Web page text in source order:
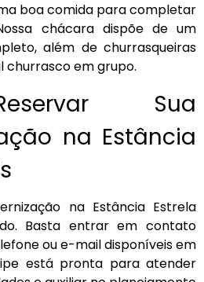
boa comida para completar
chácara dispõe de um
além de churrasqueiras
churrasco em grupo.
Sua
na Estância
na Estância Estrela
Basta entrar em contato
ou e-mail disponíveis em
está pronta para atender